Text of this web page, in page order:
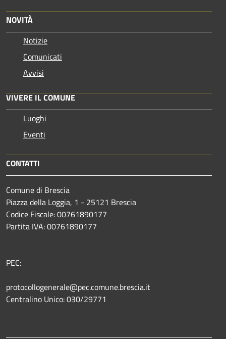
NOVITÀ
Notizie
Comunicati
Avvisi
VIVERE IL COMUNE
Luoghi
Eventi
CONTATTI
Comune di Brescia
Piazza della Loggia, 1 - 25121 Brescia
Codice Fiscale: 00761890177
Partita IVA: 00761890177
PEC:
protocollogenerale@pec.comune.brescia.it
Centralino Unico: 030/29771